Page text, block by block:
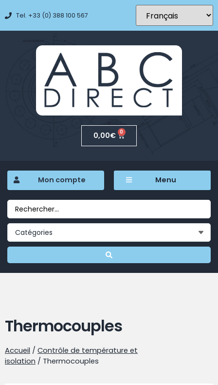
Tel. +33 (0) 388 100 567
0,00€ 0
Mon compte Menu
Thermocouples
Accueil / Contrôle de température et
isolation / Thermocouples